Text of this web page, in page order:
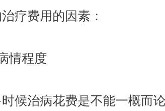
费用的因素：
程度
治病花费是不能一概而